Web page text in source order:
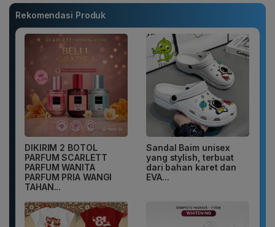
Rekomendasi Produk
DIKIRIM 2 BOTOL
PARFUM SCARLETT
PARFUM WANITA
PARFUM PRIA WANGI
TAHAN...
Sandal Baim unisex
yang stylish, terbuat
dari bahan karet dan
EVA...